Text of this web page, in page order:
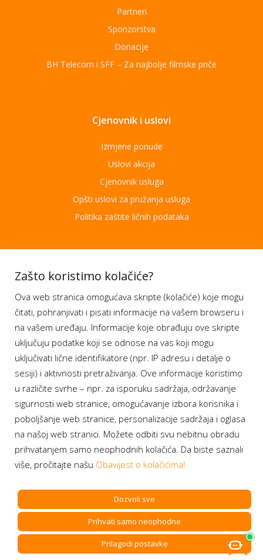
Partneri
Sponzorstva
Donacije
BH Telecom i SFF – Za najbolje filmske priče
Cjenovnik i uslovi
Izmjene ponude
Uslovi akcija
Cjenovnik usluga
Opšti uslovi za pružanja usluga
Politika zaštite ličnih podataka
Aplikacije
Moj BH Telecom
Dostupnost usluga
Moja webTV
Aukcije BH Telecom
Program lojalnosti
Bonus plus
Prijava za newsletter
Copyright BH Telecom d.d. Sarajevo. All rights reserved.
Zašto koristimo kolačiće?
Ova web stranica omogućava skripte (kolačiće) koje mogu
čitati, pohranjivati i pisati informacije na vašem browseru i
na vašem uređaju. Informacije koje obrađuju ove skripte
uključuju podatke koji se odnose na vas koji mogu
uključivati lične identifikatore (npr. IP adresu i detalje o
sesiji) i aktivnosti pretraživanja. Ove informacije koristimo
u različite svrhe – npr. za isporuku sadržaja, održavanje
sigurnosti web stranice, omogućavanje izbora korisnika i
poboljšanje web stranice, personalizacije sadržaja i oglasa
na našoj web stranici. Možete odbiti svu nebitnu obradu
prihvatanjem samo neophodnih kolačića. Da biste saznali
više, pročitajte našu Obavijest o kolačićima!
Dozvoli sve
Prihvati samo neophodne
Prilagodi postavke